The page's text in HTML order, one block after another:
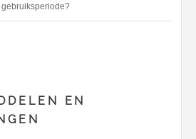
gebruiksperiode?
EN